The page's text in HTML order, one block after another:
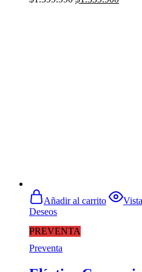
PREVENTA
Añadir al carrito
Deseos
Preventa